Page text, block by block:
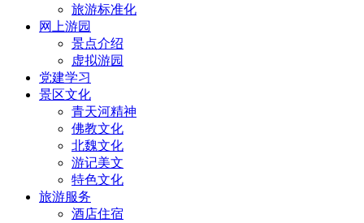
旅游标准化
网上游园
景点介绍
虚拟游园
党建学习
景区文化
青天河精神
佛教文化
北魏文化
游记美文
特色文化
旅游服务
酒店住宿